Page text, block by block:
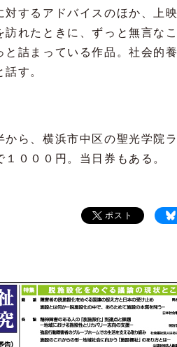
するアドバイスのほか、上
れたときに、ずっと無言な
詰まっている作品。社会的
す。
ら、横浜市中区の聖光学院
０００円。当日券もある。
ポスト